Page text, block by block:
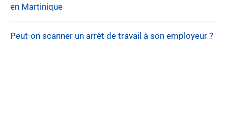
en Martinique
Peut-on scanner un arrêt de travail à son employeur ?